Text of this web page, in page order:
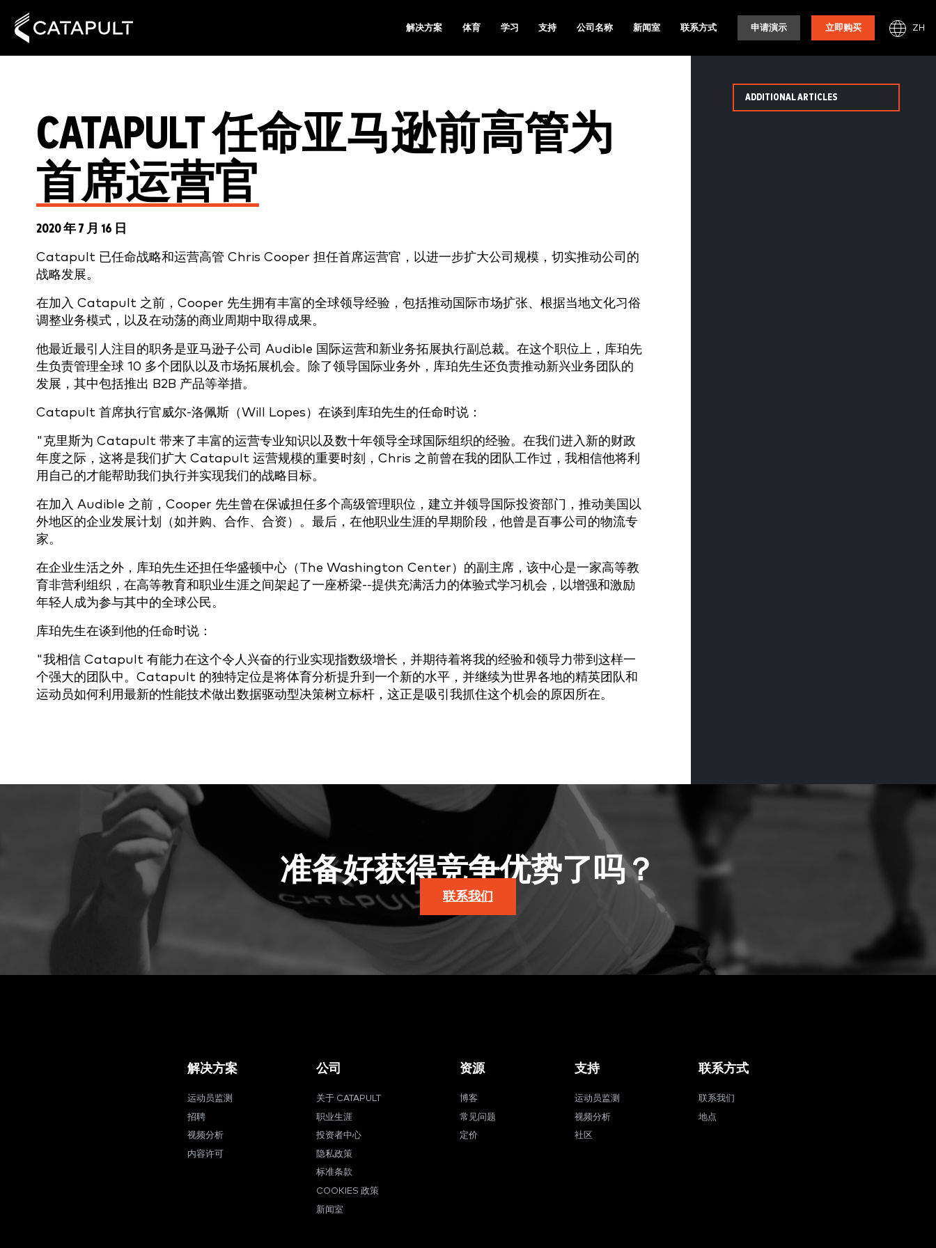
解决方案 体育 学习 支持 公司名称 新闻室 联系方式 申请演示 立即购买 ZH
CATAPULT 任命亚马逊前高管为
首席运营官
2020 年 7 月 16 日
Catapult 已任命战略和运营高管 Chris Cooper 担任首席运营官，以进一步扩大公司规模，切实推动公司的
战略发展。
在加入 Catapult 之前，Cooper 先生拥有丰富的全球领导经验，包括推动国际市场扩张、根据当地文化习俗
调整业务模式，以及在动荡的商业周期中取得成果。
他最近最引人注目的职务是亚马逊子公司 Audible 国际运营和新业务拓展执行副总裁。在这个职位上，库珀先
生负责管理全球 10 多个团队以及市场拓展机会。除了领导国际业务外，库珀先生还负责推动新兴业务团队的
发展，其中包括推出 B2B 产品等举措。
Catapult 首席执行官威尔-洛佩斯（Will Lopes）在谈到库珀先生的任命时说：
"克里斯为 Catapult 带来了丰富的运营专业知识以及数十年领导全球国际组织的经验。在我们进入新的财政
年度之际，这将是我们扩大 Catapult 运营规模的重要时刻，Chris 之前曾在我的团队工作过，我相信他将利
用自己的才能帮助我们执行并实现我们的战略目标。
在加入 Audible 之前，Cooper 先生曾在保诚担任多个高级管理职位，建立并领导国际投资部门，推动美国以
外地区的企业发展计划（如并购、合作、合资）。最后，在他职业生涯的早期阶段，他曾是百事公司的物流专
家。
在企业生活之外，库珀先生还担任华盛顿中心（The Washington Center）的副主席，该中心是一家高等教
育非营利组织，在高等教育和职业生涯之间架起了一座桥梁--提供充满活力的体验式学习机会，以增强和激励
年轻人成为参与其中的全球公民。
库珀先生在谈到他的任命时说：
"我相信 Catapult 有能力在这个令人兴奋的行业实现指数级增长，并期待着将我的经验和领导力带到这样一
个强大的团队中。Catapult 的独特定位是将体育分析提升到一个新的水平，并继续为世界各地的精英团队和
运动员如何利用最新的性能技术做出数据驱动型决策树立标杆，这正是吸引我抓住这个机会的原因所在。
ADDITIONAL ARTICLES
准备好获得竞争优势了吗？
联系我们
解决方案
运动员监测
招聘
视频分析
内容许可
公司
关于 CATAPULT
职业生涯
投资者中心
隐私政策
标准条款
COOKIES 政策
新闻室
资源
博客
常见问题
定价
支持
运动员监测
视频分析
社区
联系方式
联系我们
地点